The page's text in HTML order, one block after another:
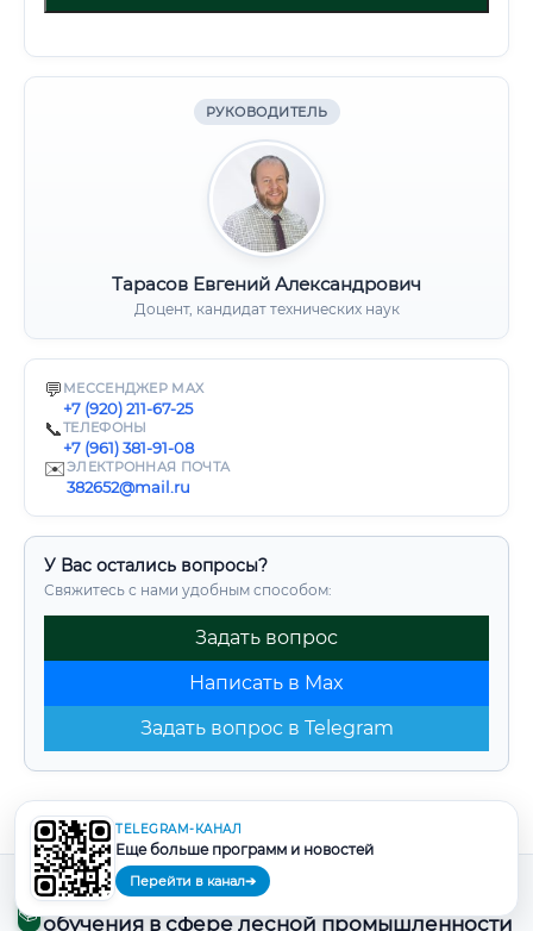
РУКОВОДИТЕЛЬ
Тарасов Евгений Александрович
Доцент, кандидат технических наук
💬 МЕССЕНДЖЕР MAX
+7 (920) 211-67-25
📞ТЕЛЕФОНЫ
+7 (961) 381-91-08
✉️ЭЛЕКТРОННАЯ ПОЧТА
382652@mail.ru
У Вас остались вопросы?
Свяжитесь с нами удобным способом:
Задать вопрос
Написать в Max
Задать вопрос в Telegram
📚
Полезные материалы по программам
обучения в сфере лесной промышленности
TELEGRAM-КАНАЛ
Еще больше программ и новостей
Перейти в канал➔